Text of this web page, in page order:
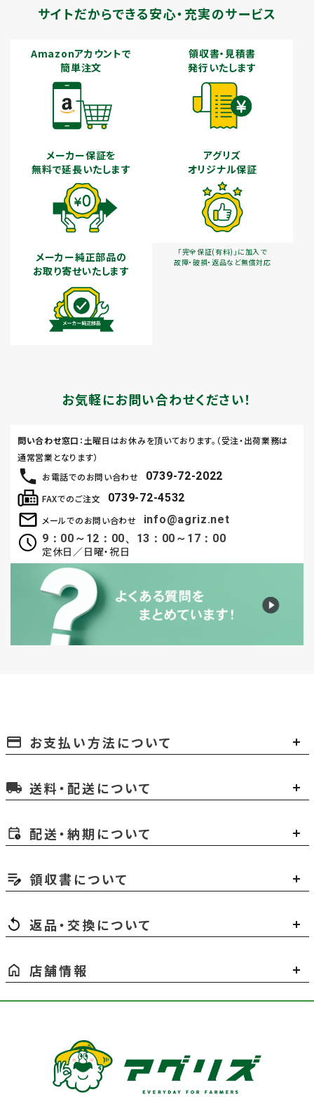
サイトだからできる安心・充実のサービス
Amazonアカウントで
簡単注文
領収書・見積書
発行いたします
メーカー保証を
無料で延長いたします
アグリズ
オリジナル保証
「完全保証(有料)」に加入で
故障・破損・返品など無償対応
メーカー純正部品の
お取り寄せいたします
お気軽にお問い合わせください！
お電話でのお問い合わせ 0739-72-2022
メールでのお問い合わせ
info@agriz.net
9：00～12：00、13：00～17：00
定休日／日曜・祝日
FAXでのご注文 0739-72-4532
問い合わせ窓口 ：土曜日はお休みを頂いております。（受注・出荷業務は
通常営業となります）
payment お支払い方法について
local_shipping 送料・配送について
配送・納期について
領収書について
返品・交換について
店舗情報